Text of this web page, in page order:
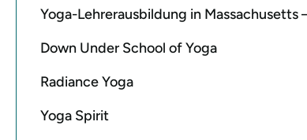
Yoga-Lehrerausbildung in Massachusetts
Down Under School of Yoga
Radiance Yoga
Yoga Spirit